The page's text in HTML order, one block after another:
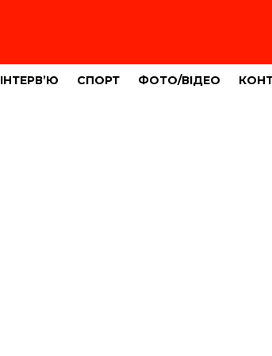
ІНТЕРВ’Ю СПОРТ ФОТО/ВІДЕО